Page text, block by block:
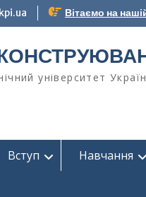
Вітаємо на
університет
Вступ Навчання